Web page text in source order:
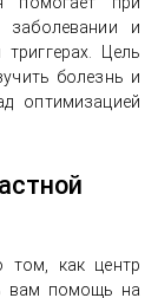
и
Цель
болезнь и
оптимизацией
том, как центр
вам помощь на